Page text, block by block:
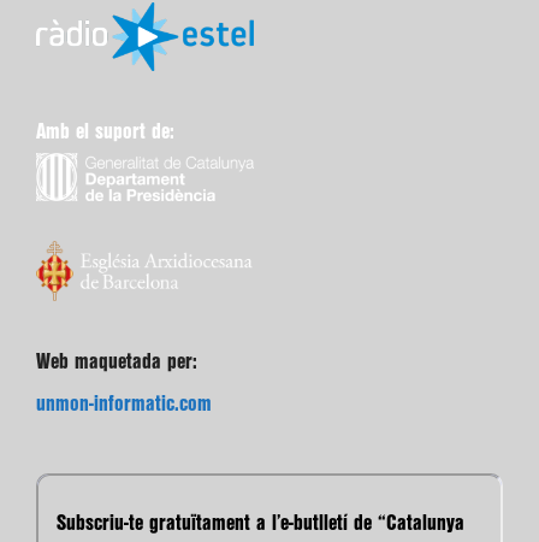
Amb el suport de:
Web maquetada per:
unmon-informatic.com
Subscriu-te gratuïtament a l’e-butlletí de “Catalunya